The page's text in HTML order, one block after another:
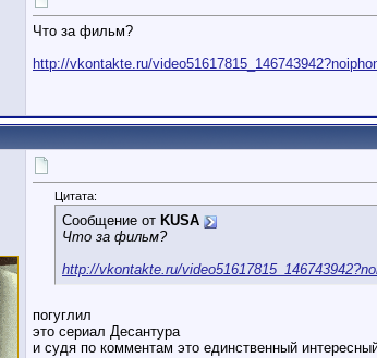
Что за фильм?
http://vkontakte.ru/
Цитата:
Сообщение от KUSA
Что за фильм?
http://vkontakte.ru/
погуглил
это сериал Десантура
и судя по комментам это единственный